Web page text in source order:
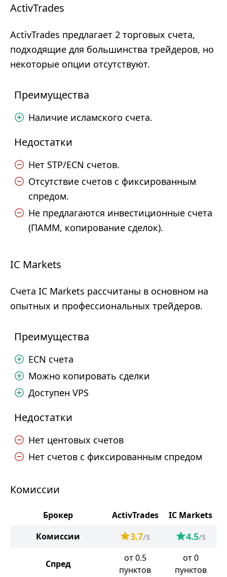
ActivTrades
ActivTrades предлагает 2 торговых счета,
подходящие для большинства трейдеров, но
некоторые опции отсутствуют.
Преимущества
Наличие исламского счета.
Недостатки
Нет STP/ECN счетов.
Отсутствие счетов с фиксированным
спредом.
Не предлагаются инвестиционные счета
(ПАММ, копирование сделок).
IC Markets
Счета IC Markets рассчитаны в основном на
опытных и профессиональных трейдеров.
Преимущества
ECN счета
Можно копировать сделки
Доступен VPS
Недостатки
Нет центовых счетов
Нет счетов с фиксированным спредом
Комиссии
Брокер ActivTrades
IC Markets
Комиссии
3.7/5 4.5/5
Спред
от 0.5
пунктов
от 0
пунктов